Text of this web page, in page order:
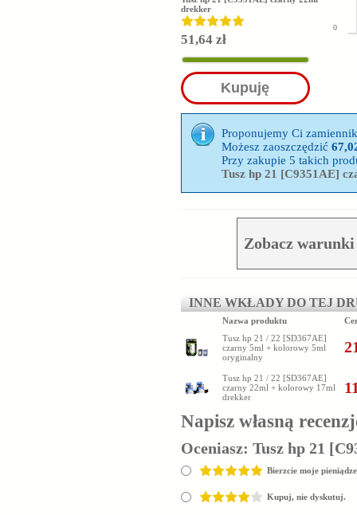
drekker
51,64 zł
Kupuję
0
Proponujemy Ci
Możesz zaoszczędzić
Przy zakupie 5 takich
Tusz hp 21 [C9351AE]
Zobacz
INNE WKŁADY DO TEJ
Nazwa produktu
Tusz hp 21 / 22 [SD367AE]
czarny 5ml + kolorowy 5ml
oryginalny
Tusz hp 21 / 22 [SD367AE]
czarny 22ml + kolorowy 17ml
drekker
Napisz własną
Oceniasz: Tusz hp 21
Bierzcie moje
Kupuj, nie dyskutuj.